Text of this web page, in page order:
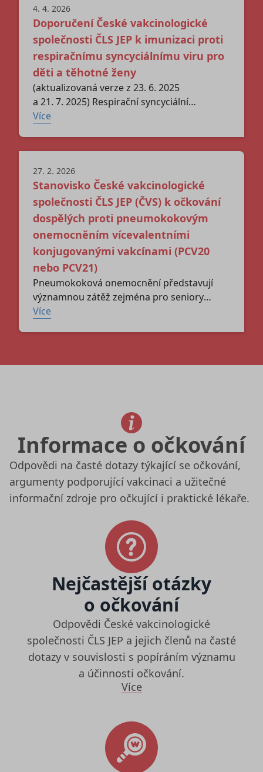
v České republice právě pro dospělé. Nízká
proočkovanost dospělých, chronicky
nemocných pacientů, seniorů proti řadě
preventabilních infekčních onemocnění
představuje významný zdravotní problém,
který vyžaduje využití všech bezpečných
a efektivních nástrojů ke zvýšení
dostupnosti vakcinace.
4. 4. 2026
Doporučení České vakcinologické
společnosti ČLS JEP k imunizaci proti
respiračnímu syncyciálnímu viru pro
děti a těhotné ženy
(aktualizovaná verze z 23. 6. 2025
a 21. 7. 2025) Respirační syncyciální
virus (RSV) je běžný respirační patogen;
a mortalitu způsobuje v kojeneckém
a batolecím věku a u seniorů. Je
nejdůležitější příčinou infekcí dolních cest
dýchacích (bronchiolitidy a pneumonie)
u kojenců.
Více
27. 2. 2026
Stanovisko České vakcinologické
společnosti ČLS JEP (ČVS) k očkování
dospělých proti pneumokokovým
onemocněním vícevalentními
konjugovanými vakcínami (PCV20
nebo PCV21)
Pneumokoková onemocnění představují
významnou zátěž zejména pro seniory
a osoby s rizikovými či imunosupresivními
onemocnění lze předcházet očkováním.
ve věku 65 let a starším a osobám ve věku
18 let a více, které mají vybrané rizikové
faktory.
Více
Informace o očkování
Odpovědi na časté dotazy týkající se očkování,
argumenty podporující vakcinaci a užitečné
informační zdroje pro očkující i praktické lékaře.
Nejčastější otázky
o očkování
Odpovědi České vakcinologické
společnosti ČLS JEP a jejich členů na časté
dotazy v souvislosti s popíráním významu
a účinnosti očkování.
Více